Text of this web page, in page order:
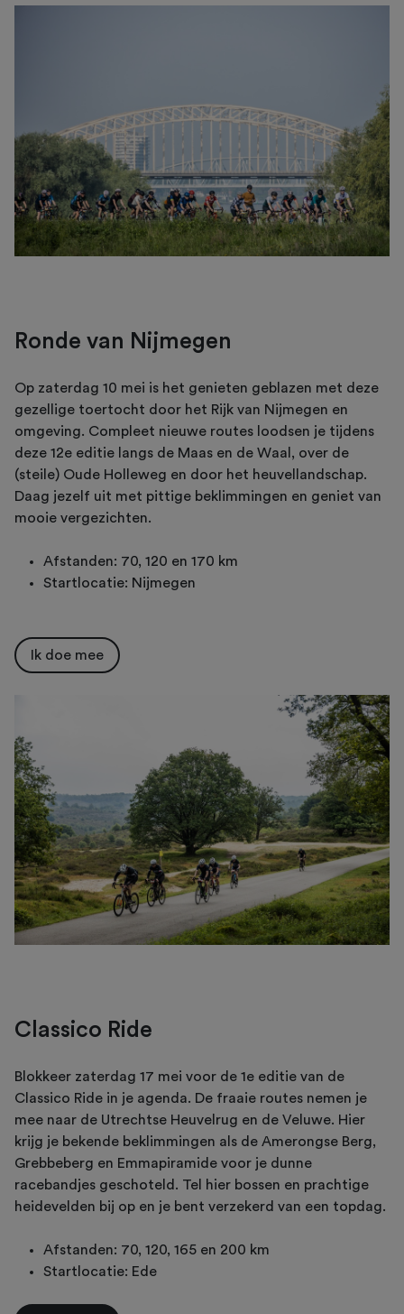
Ronde van Nijmegen
Op zaterdag 10 mei is het genieten geblazen met deze
gezellige toertocht door het Rijk van Nijmegen en
omgeving. Compleet nieuwe routes loodsen je tijdens
deze 12e editie langs de Maas en de Waal, over de
(steile) Oude Holleweg en door het heuvellandschap.
Daag jezelf uit met pittige beklimmingen en geniet van
mooie vergezichten.
Afstanden: 70, 120 en 170 km
Startlocatie: Nijmegen
Ik doe mee
Classico Ride
Blokkeer zaterdag 17 mei voor de 1e editie van de
Classico Ride in je agenda. De fraaie routes nemen je
mee naar de Utrechtse Heuvelrug en de Veluwe. Hier
krijg je bekende beklimmingen als de Amerongse Berg,
Grebbeberg en Emmapiramide voor je dunne
racebandjes geschoteld. Tel hier bossen en prachtige
heidevelden bij op en je bent verzekerd van een topdag.
Afstanden: 70, 120, 165 en 200 km
Startlocatie: Ede